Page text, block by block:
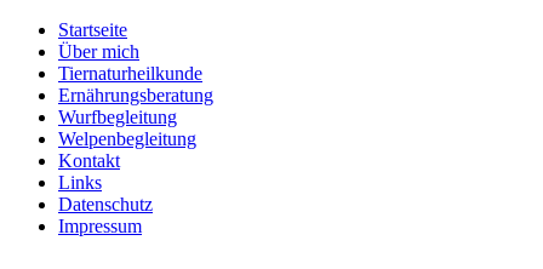
Startseite
Über mich
Tiernaturheilkunde
Ernährungsberatung
Wurfbegleitung
Welpenbegleitung
Kontakt
Links
Datenschutz
Impressum